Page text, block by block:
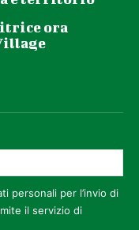
ora
personali per l’invio di
il servizio di